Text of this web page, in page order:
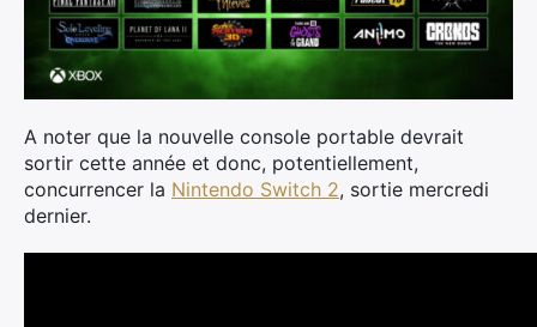
A noter que la nouvelle console portable devrait
sortir cette année et donc, potentiellement,
concurrencer la Nintendo Switch 2, sortie mercredi
dernier.